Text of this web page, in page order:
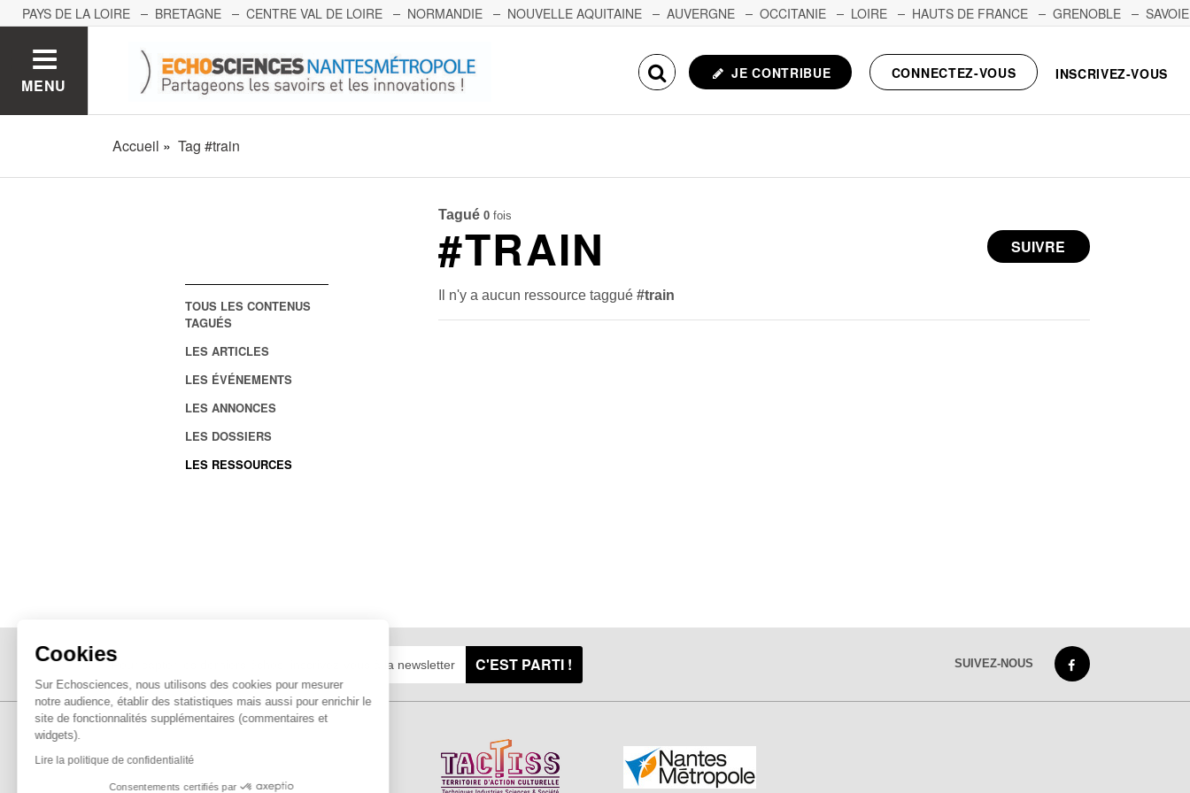
Cookies
Sur Echosciences, nous utilisons des cookies pour mesurer
notre audience, établir des statistiques mais aussi pour enrichir le
site de fonctionnalités supplémentaires (commentaires et
widgets).
Lire la politique de confidentialité
Consentements certifiés par
PAYS DE LA LOIRE BRETAGNE CENTRE VAL DE LOIRE NORMANDIE NOUVELLE AQUITAINE AUVERGNE OCCITANIE LOIRE HAUTS DE FRANCE GRENOBLE
SAVOIE
MENU
JE CONTRIBUE CONNECTEZ-VOUS INSCRIVEZ-VOUS
Accueil Tag #train
TOUS LES CONTENUS
TAGUÉS
LES ARTICLES
LES ÉVÉNEMENTS
LES ANNONCES
LES DOSSIERS
LES RESSOURCES
Tagué 0 fois
SUIVRE
#TRAIN
Il n'y a aucun ressource taggué#train
C'EST PARTI ! SUIVEZ-NOUS